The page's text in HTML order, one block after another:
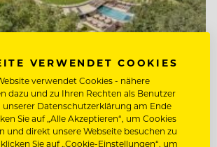
Natur-Resort
VERWENDET COOKIES
verwendet Cookies - nähere
dazu und zu Ihren Rechten als Benutzer
unserer Datenschutzerklärung am Ende
Sie auf „Alle Akzeptieren“, um Cookies
und direkt unsere Webseite besuchen zu
Sie auf „Cookie-Einstellungen“, um